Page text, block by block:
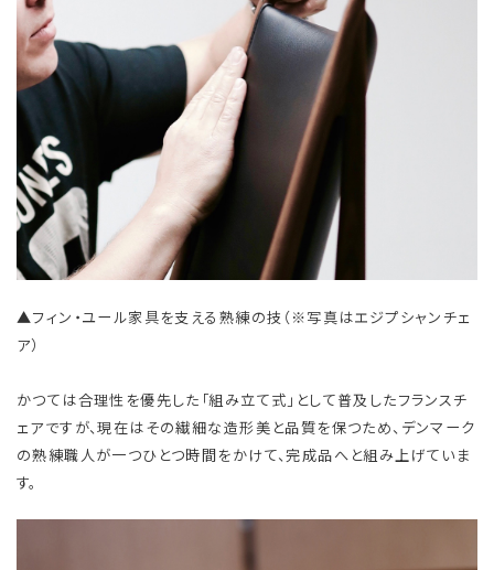
▲フィン・ユール家具を支える熟練の技（※写真はエジプシャンチェ
ア）
かつては合理性を優先した「組み立て式」として普及したフランスチ
ェアですが、現在はその繊細な造形美と品質を保つため、デンマーク
の熟練職人が一つひとつ時間をかけて、完成品へと組み上げていま
す。